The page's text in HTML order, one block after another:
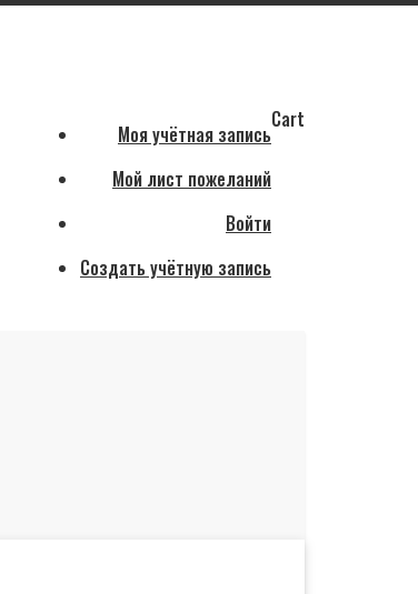
Cart
Моя учётная запись
Мой лист пожеланий
Войти
Создать учётную запись